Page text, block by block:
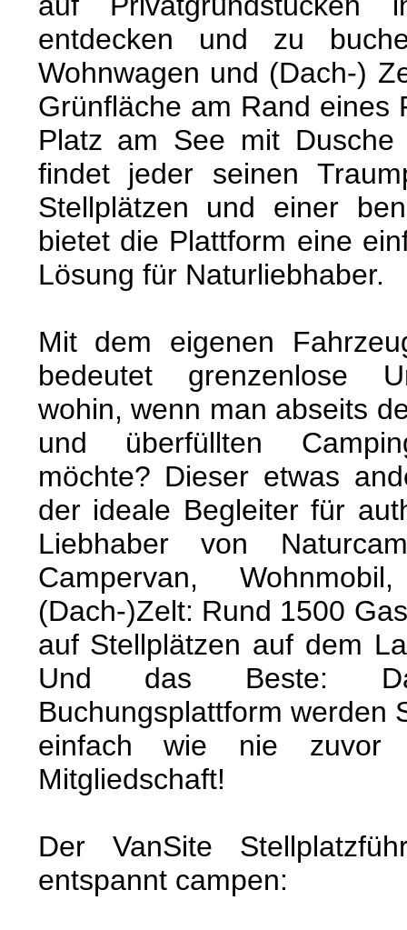
entdecken und zu
Wohnwagen und (Dach-)
Grünfläche am Rand eines
Platz am See mit
findet jeder seinen
Stellplätzen und einer
bietet die Plattform eine
Lösung für Naturliebhaber.
Mit dem eigenen
bedeutet grenzenlose
wohin, wenn man abseits
und überfüllten
möchte? Dieser etwas
der ideale Begleiter für
Liebhaber von
Campervan,
(Dach-)Zelt: Rund 1500
auf Stellplätzen auf dem
Und das Beste:
Buchungsplattform werden
einfach wie nie
Mitgliedschaft!
Der VanSite
entspannt campen: